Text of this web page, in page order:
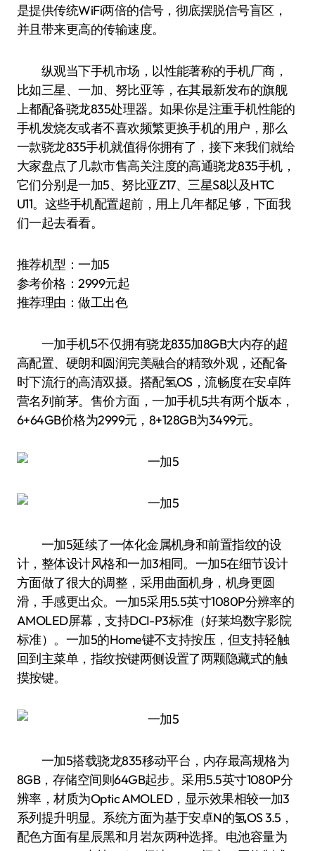
是提供传统WiFi两倍的信号，彻底摆脱信号盲区，
并且带来更高的传输速度。
纵观当下手机市场，以性能著称的手机厂商，
比如三星、一加、努比亚等，在其最新发布的旗舰
上都配备骁龙835处理器。如果你是注重手机性能的
手机发烧友或者不喜欢频繁更换手机的用户，那么
一款骁龙835手机就值得你拥有了，接下来我们就给
大家盘点了几款市售高关注度的高通骁龙835手机，
它们分别是一加5、努比亚Z17、三星S8以及HTC
U11。这些手机配置超前，用上几年都足够，下面我
们一起去看看。
推荐机型：一加5
参考价格：2999元起
推荐理由：做工出色
一加手机5不仅拥有骁龙835加8GB大内存的超
高配置、硬朗和圆润完美融合的精致外观，还配备
时下流行的高清双摄。搭配氢OS，流畅度在安卓阵
营名列前茅。售价方面，一加手机5共有两个版本，
6+64GB价格为2999元，8+128GB为3499元。
一加5延续了一体化金属机身和前置指纹的设
计，整体设计风格和一加3相同。一加5在细节设计
方面做了很大的调整，采用曲面机身，机身更圆
滑，手感更出众。一加5采用5.5英寸1080P分辨率的
AMOLED屏幕，支持DCI-P3标准（好莱坞数字影院
标准）。一加5的Home键不支持按压，但支持轻触
回到主菜单，指纹按键两侧设置了两颗隐藏式的触
摸按键。
一加5搭载骁龙835移动平台，内存最高规格为
8GB，存储空间则64GB起步。采用5.5英寸1080P分
辨率，材质为Optic AMOLED，显示效果相较一加3
系列提升明显。系统方面为基于安卓N的氢OS 3.5，
配色方面有星辰黑和月岩灰两种选择。电池容量为